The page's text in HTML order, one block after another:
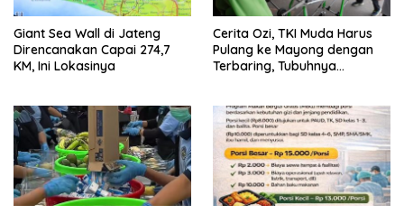
Giant Sea Wall di Jateng
Direncanakan Capai 274,7
KM, Ini Lokasinya
Cerita Ozi, TKI Muda Harus
Pulang ke Mayong dengan
Terbaring, Tubuhnya